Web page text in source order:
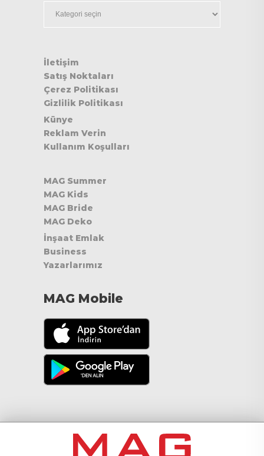
İletişim
Satış Noktaları
Çerez Politikası
Gizlilik Politikası
Künye
Reklam Verin
Kullanım Koşulları
MAG Summer
MAG Kids
MAG Bride
MAG Deko
İnşaat Emlak
Business
Yazarlarımız
MAG Mobile